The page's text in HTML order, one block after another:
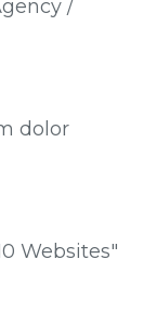
/
dolor
Websites"